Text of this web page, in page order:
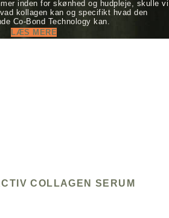
inden for skønhed og hudpleje, skulle vi
kollagen kan og specifikt hvad den
Co‑Bond Technology kan.
LÆS MERE
COLLAGEN SERUM